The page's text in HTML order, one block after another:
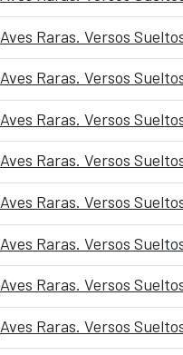
Aves Raras. Versos
Aves Raras. Versos
Aves Raras. Versos
Aves Raras. Versos
Aves Raras. Versos
Aves Raras. Versos
Aves Raras. Versos
Aves Raras. Versos